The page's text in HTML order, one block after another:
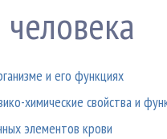
и его функциях
химические свойства и
элементов крови